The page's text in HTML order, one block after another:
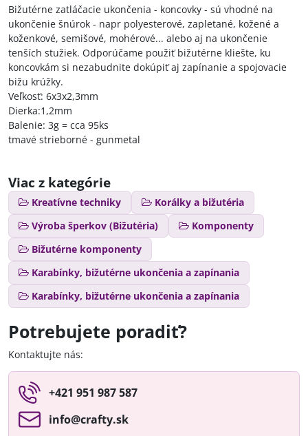
Bižutérne zatláčacie ukončenia - koncovky - sú vhodné na
ukončenie šnúrok - napr polyesterové, zapletané, kožené a
koženkové, semišové, mohérové... alebo aj na ukončenie
tenších stužiek. Odporúčame použiť bižutérne kliešte, ku
koncovkám si nezabudnite dokúpiť aj zapínanie a spojovacie
bižu krúžky.
Veľkosť: 6x3x2,3mm
Dierka:1,2mm
Balenie: 3g = cca 95ks
tmavé strieborné - gunmetal
Viac z kategórie
Kreatívne techniky
Korálky a bižutéria
Výroba šperkov (Bižutéria)
Komponenty
Bižutérne komponenty
Karabínky, bižutérne ukončenia a zapínania
Karabínky, bižutérne ukončenia a zapínania
Potrebujete poradiť?
Kontaktujte nás:
+421 951 987 587
info​@crafty​.sk